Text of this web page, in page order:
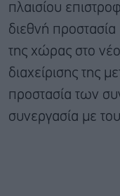
πλαισίου
διεθνή
της χώρας στο
διαχείρισης της
προστασία των
συνεργασία με